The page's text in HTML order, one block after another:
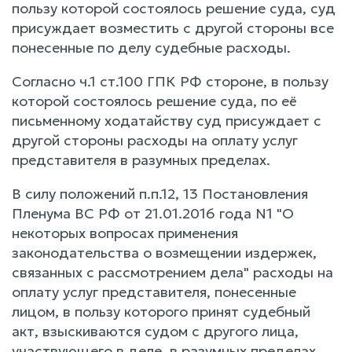
пользу которой состоялось решение суда, суд
присуждает возместить с другой стороны все
понесенные по делу судебные расходы.
Согласно ч.1 ст.100 ГПК РФ стороне, в пользу
которой состоялось решение суда, по её
письменному ходатайству суд присуждает с
другой стороны расходы на оплату услуг
представителя в разумных пределах.
В силу положений п.п.12, 13 Постановления
Пленума ВС РФ от 21.01.2016 года N1 "О
некоторых вопросах применения
законодательства о возмещении издержек,
связанных с рассмотрением дела" расходы на
оплату услуг представителя, понесенные
лицом, в пользу которого принят судебный
акт, взыскиваются судом с другого лица,